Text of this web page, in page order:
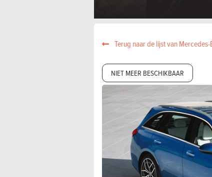
Terug naar de lijst van
NIET MEER BESCHIKBAAR